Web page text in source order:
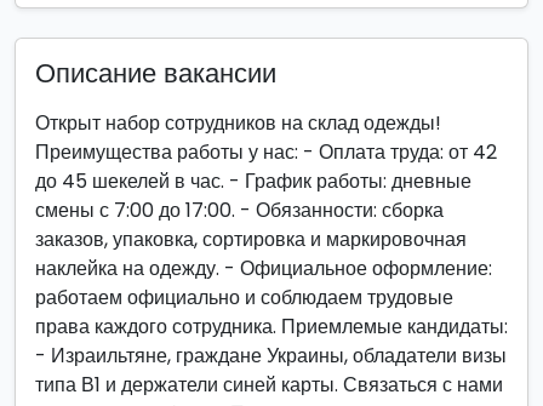
Описание вакансии
Открыт набор сотрудников на склад одежды!
Преимущества работы у нас: - Оплата труда: от 42
до 45 шекелей в час. - График работы: дневные
смены с 7:00 до 17:00. - Обязанности: сборка
заказов, упаковка, сортировка и маркировочная
наклейка на одежду. - Официальное оформление:
работаем официально и соблюдаем трудовые
права каждого сотрудника. Приемлемые кандидаты:
- Израильтяне, граждане Украины, обладатели визы
типа В1 и держатели синей карты. Связаться с нами